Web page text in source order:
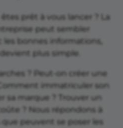
prêt à vous lancer ? La
peut sembler
les bonnes informations,
plus simple.
? Peut-on créer une
immatriculer son
sa marque ? Trouver un
? Nous répondons à
peuvent se poser les